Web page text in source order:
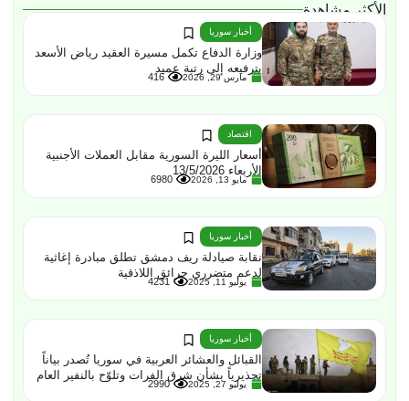
الأكثر مشاهدة
أخبار سوريا
وزارة الدفاع تكمل مسيرة العقيد رياض الأسعد
بترفيعه إلى رتبة عميد
مارس 29, 2026 416
اقتصاد
أسعار الليرة السورية مقابل العملات الأجنبية
الأربعاء 13/5/2026
مايو 13, 2026 6980
أخبار سوريا
نقابة صيادلة ريف دمشق تطلق مبادرة إغاثية
لدعم متضرري حرائق اللاذقية
يوليو 11, 2025 4231
أخبار سوريا
القبائل والعشائر العربية في سوريا تُصدر بياناً
تحذيرياً بشأن شرق الفرات وتلوّح بالنفير العام
يوليو 27, 2025 2990